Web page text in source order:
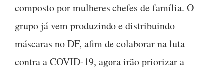
composto por mulheres chefes de família. O
grupo já vem produzindo e distribuindo
máscaras no DF, afim de colaborar na luta
contra a COVID-19, agora irão priorizar a